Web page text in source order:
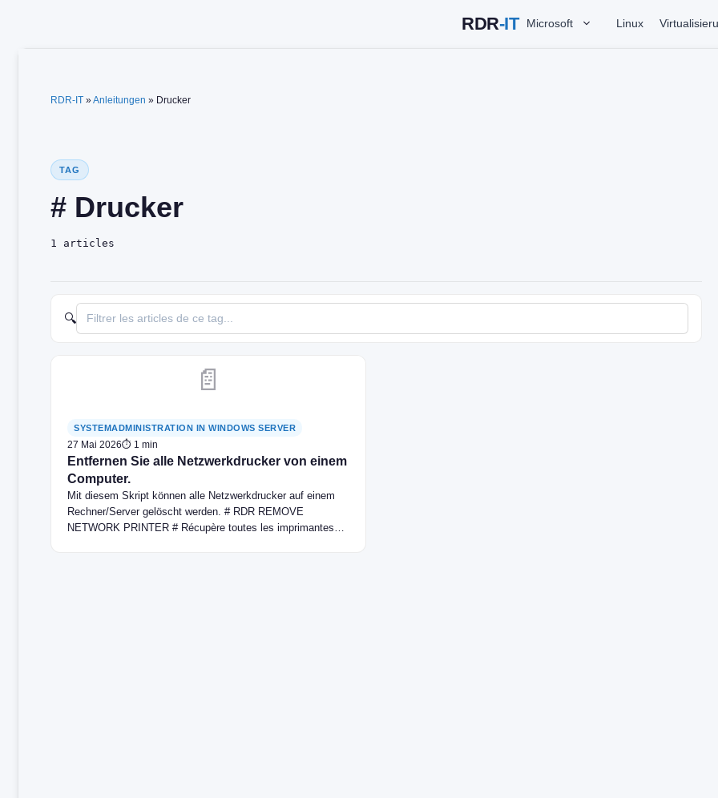
Microsoft Linux
RDR-IT »Anleitungen » Drucker
TAG
# Drucker
1 articles
🔍
📄
SYSTEMADMINISTRATION IN WINDOWS SERVER
27 Mai 2026⏱ 1 min
Entfernen Sie alle Netzwerkdrucker von einem
Computer.
Mit diesem Skript können alle Netzwerkdrucker auf einem
Rechner/Server gelöscht werden. # RDR REMOVE
NETWORK PRINTER # Récupère toutes les imprimantes